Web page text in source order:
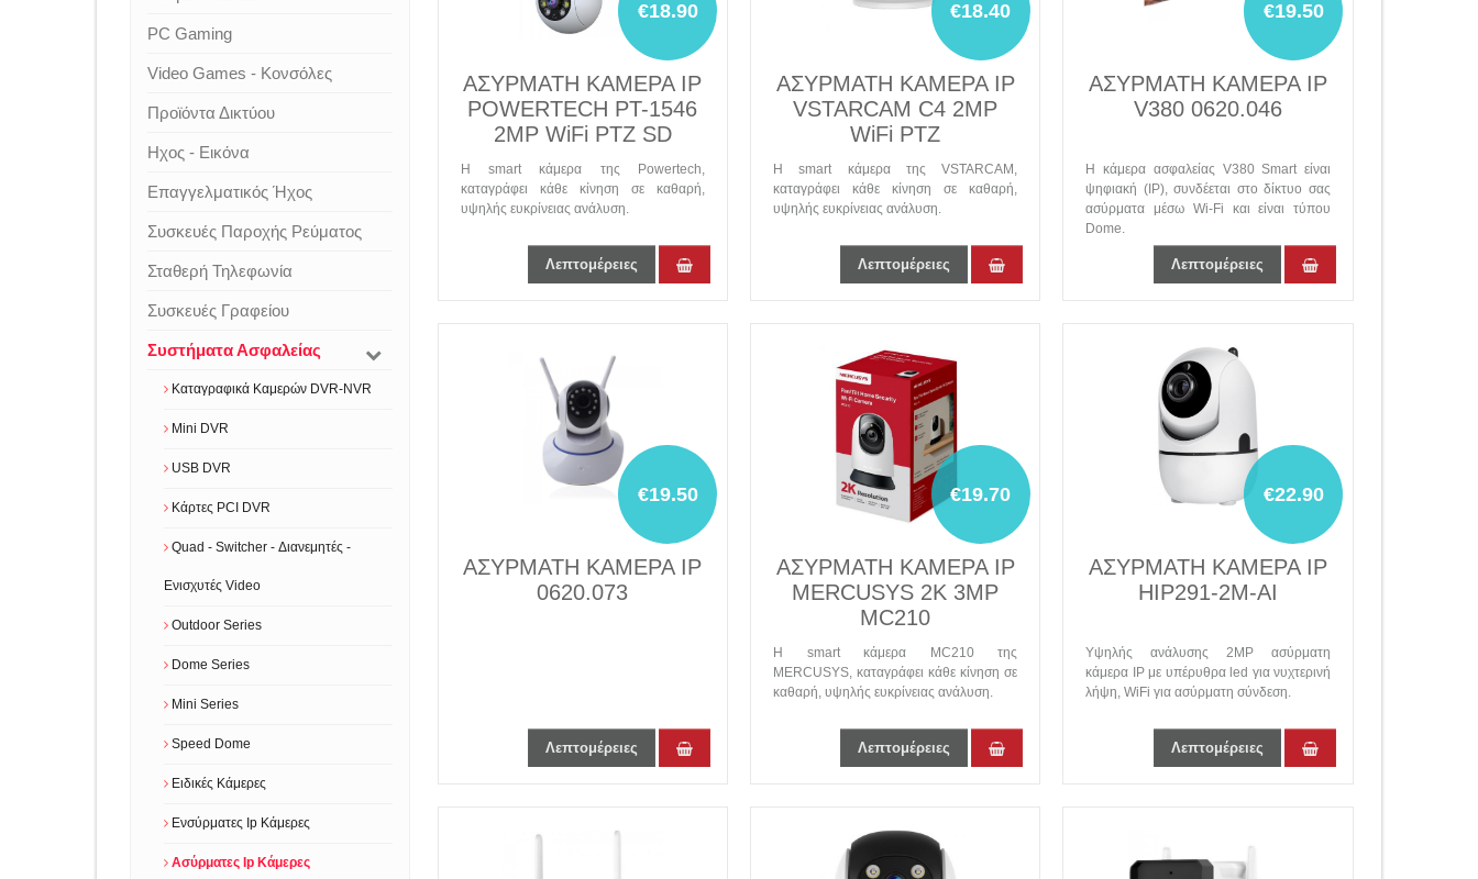
PC Gaming
Video Games - Κονσόλες
Προϊόντα Δικτύου
Ηχος - Εικόνα
Επαγγελματικός Ήχος
Συσκευές Παροχής Ρεύματος
Σταθερή Τηλεφωνία
Συσκευές Γραφείου
Συστήματα Ασφαλείας
Καταγραφικά Καμερών DVR-NVR
Mini DVR
USB DVR
Κάρτες PCI DVR
Quad - Switcher - Διανεμητές -
Ενισχυτές Video
Outdoor Series
Dome Series
Mini Series
Speed Dome
Ειδικές Κάμερες
Ενσύρματες Ip Κάμερες
Ασύρματες Ip Κάμερες
€18.90
ΑΣΥΡΜΑΤΗ ΚΑΜΕΡΑ IP
POWERTECH PT-1546
2MP WiFi PTZ SD
Η smart κάμερα της Powertech,
καταγράφει κάθε κίνηση σε καθαρή,
υψηλής ευκρίνειας ανάλυση.
Λεπτομέρειες
€18.40
ΑΣΥΡΜΑΤΗ ΚΑΜΕΡΑ IP
VSTARCAM C4 2MP
WiFi PTZ
Η smart κάμερα της VSTARCAM,
καταγράφει κάθε κίνηση σε καθαρή,
υψηλής ευκρίνειας ανάλυση.
Λεπτομέρειες
€19.50
ΑΣΥΡΜΑΤΗ ΚΑΜΕΡΑ IP
V380 0620.046
Η κάμερα ασφαλείας V380 Smart είναι
ψηφιακή (IP), συνδέεται στο δίκτυο σας
ασύρματα μέσω Wi-Fi και είναι τύπου
Dome.
Λεπτομέρειες
€19.50
AΣΥΡΜΑΤΗ ΚΑΜΕΡΑ IP
0620.073
Λεπτομέρειες
€19.70
ΑΣΥΡΜΑΤΗ ΚΑΜΕΡΑ IP
MERCUSYS 2K 3MP
MC210
Η smart κάμερα MC210 της
MERCUSYS, καταγράφει κάθε κίνηση σε
καθαρή, υψηλής ευκρίνειας ανάλυση.
Λεπτομέρειες
€22.90
AΣΥΡΜΑΤΗ ΚΑΜΕΡΑ IP
HIP291-2M-AI
Υψηλής ανάλυσης 2MP ασύρματη
κάμερα IP με υπέρυθρα led για νυχτερινή
λήψη, WiFi για ασύρματη σύνδεση.
Λεπτομέρειες